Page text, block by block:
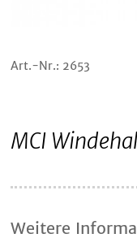
Art.-Nr.: 2653
MCI
Weitere